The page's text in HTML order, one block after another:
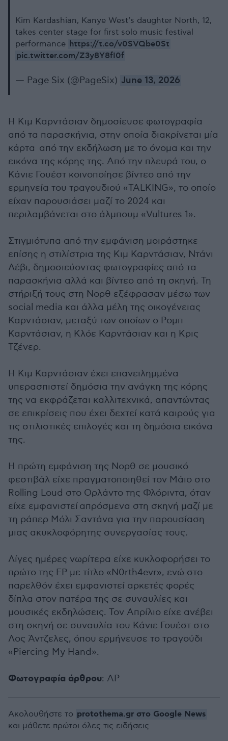
Kim Kardashian, Kanye West’s daughter North, 12,
takes center stage for first solo music festival
performance https://t.co/v0SVQbe0St
pic.twitter.com/Z3y8Y8fI0f
— Page Six (@PageSix) June 13, 2026
Η Κιμ Καρντάσιαν δημοσίευσε φωτογραφία
από τα παρασκήνια, στην οποία διακρίνεται μία
κάρτα από την εκδήλωση με το όνομα και την
εικόνα της κόρης της. Από την πλευρά του, ο
Κάνιε Γουέστ κοινοποίησε βίντεο από την
ερμηνεία του τραγουδιού «TALKING», το οποίο
είχαν παρουσιάσει μαζί το 2024 και
περιλαμβάνεται στο άλμπουμ «Vultures 1».
Στιγμιότυπα από την εμφάνιση μοιράστηκε
επίσης η στιλίστρια της Κιμ Καρντάσιαν, Ντάνι
Λέβι, δημοσιεύοντας φωτογραφίες από τα
παρασκήνια αλλά και βίντεο από τη σκηνή. Τη
στήριξή τους στη Νορθ εξέφρασαν μέσω των
social media και άλλα μέλη της οικογένειας
Καρντάσιαν, μεταξύ των οποίων ο Ρομπ
Καρντάσιαν, η Κλόε Καρντάσιαν και η Κρις
Τζένερ.
Η Κιμ Καρντάσιαν έχει επανειλημμένα
υπερασπιστεί δημόσια την ανάγκη της κόρης
της να εκφράζεται καλλιτεχνικά, απαντώντας
σε επικρίσεις που έχει δεχτεί κατά καιρούς για
τις στιλιστικές επιλογές και τη δημόσια εικόνα
της.
Η πρώτη εμφάνιση της Νορθ σε μουσικό
φεστιβάλ είχε πραγματοποιηθεί τον Μάιο στο
Rolling Loud στο Ορλάντο της Φλόριντα, όταν
είχε εμφανιστεί απρόσμενα στη σκηνή μαζί με
τη ράπερ Μόλι Σαντάνα για την παρουσίαση
μιας ακυκλοφόρητης συνεργασίας τους.
Λίγες ημέρες νωρίτερα είχε κυκλοφορήσει το
πρώτο της EP με τίτλο «N0rth4evr», ενώ στο
παρελθόν έχει εμφανιστεί αρκετές φορές
δίπλα στον πατέρα της σε συναυλίες και
μουσικές εκδηλώσεις. Τον Απρίλιο είχε ανέβει
στη σκηνή σε συναυλία του Κάνιε Γουέστ στο
Λος Άντζελες, όπου ερμήνευσε το τραγούδι
«Piercing My Hand».
Φωτογραφία άρθρου: AP
Ακολουθήστε το protothema.gr στο Google News
και μάθετε πρώτοι όλες τις ειδήσεις